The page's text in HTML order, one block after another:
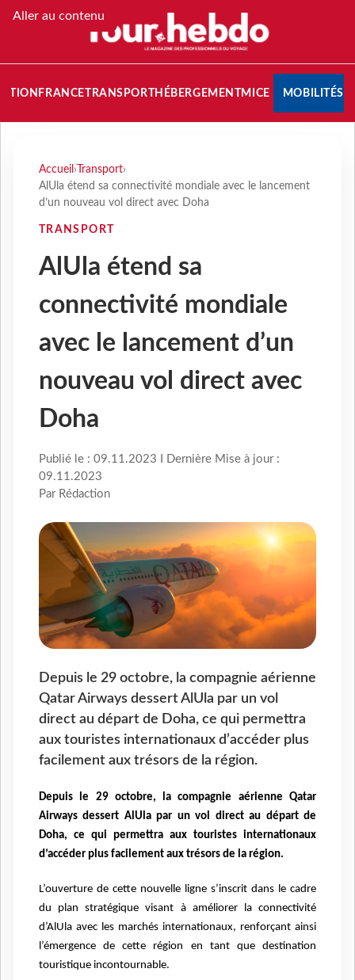
Aller au contenu
FRANCETRANSPORT HÉBERGEMENTMICE MOBILITÉS
Accueil › Transport›
AlUla étend sa connectivité mondiale avec le lancement
d’un nouveau vol direct avec Doha
TRANSPORT
AlUla étend sa
connectivité mondiale
avec le lancement d’un
nouveau vol direct avec
Doha
Publié le : 09.11.2023 I Dernière Mise à jour :
09.11.2023
Par Rédaction
Depuis le 29 octobre, la compagnie aérienne
Qatar Airways dessert AlUla par un vol
direct au départ de Doha, ce qui permettra
aux touristes internationaux d’accéder plus
facilement aux trésors de la région.
Depuis le 29 octobre, la compagnie aérienne Qatar
Airways dessert AlUla par un vol direct au départ de
Doha, ce qui permettra aux touristes internationaux
d’accéder plus facilement aux trésors de la région.
L’ouverture de cette nouvelle ligne s’inscrit dans le cadre
du plan stratégique visant à améliorer la connectivité
d’AlUla avec les marchés internationaux, renforçant ainsi
l’émergence de cette région en tant que destination
touristique incontournable.